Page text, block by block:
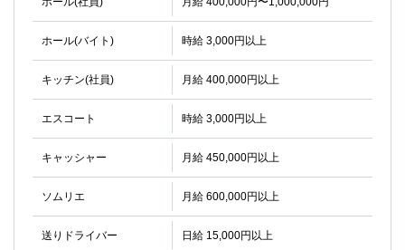
ホール(バイト) 時給 3,000円以上
キッチン(社員) 月給 400,000円以上
エスコート 時給 3,000円以上
キャッシャー 月給 450,000円以上
ソムリエ 月給 600,000円以上
送りドライバー 日給 15,000円以上